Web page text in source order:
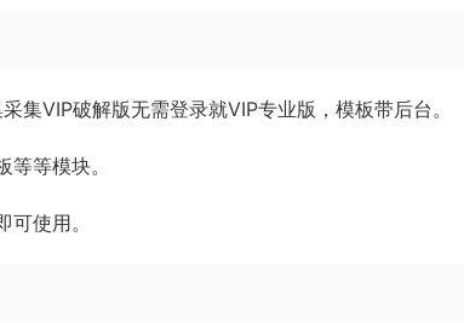
集VIP破解版无需登录就VIP专业版，模板带后台。
等模块。
使用。